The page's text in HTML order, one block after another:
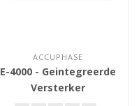
ACCUPHASE
E-4000 - Geintegreerde
Versterker